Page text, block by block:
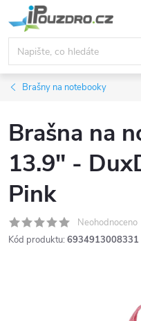
na
obsah
Brašny na notebooky
Brašna na
13.9" -
Pink
Neohodnoceno
Kód produktu: 6934913008331